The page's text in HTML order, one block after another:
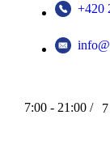
+420
7:00 - 21:00 /